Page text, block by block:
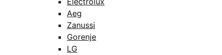
Aeg
Zanussi
Gorenje
LG